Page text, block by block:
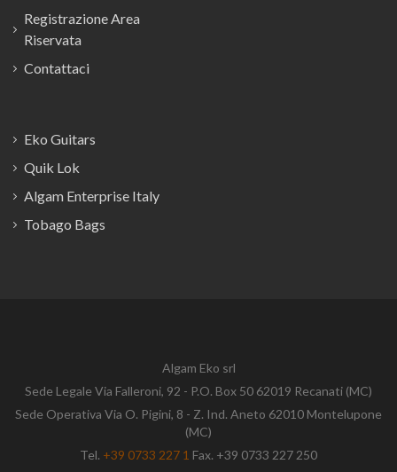
Registrazione Area
Riservata
Contattaci
Eko Guitars
Quik Lok
Algam Enterprise Italy
Tobago Bags
Algam Eko srl
Sede Legale Via Falleroni, 92 - P.O. Box 50 62019 Recanati (MC)
Sede Operativa Via O. Pigini, 8 - Z. Ind. Aneto 62010 Montelupone
(MC)
Tel. +39 0733 227 1 Fax. +39 0733 227 250